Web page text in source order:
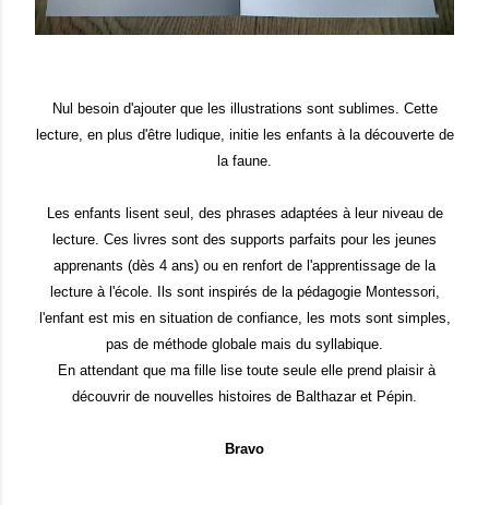
Nul besoin d'ajouter que les illustrations sont sublimes. Cette
lecture, en plus d'être ludique, initie les enfants à la découverte de
la faune.
Les enfants lisent seul, des phrases adaptées à leur niveau de
lecture. Ces livres sont des supports parfaits pour les jeunes
apprenants (dès 4 ans) ou en renfort de l'apprentissage de la
lecture à l'école. Ils sont inspirés de la pédagogie Montessori,
l'enfant est mis en situation de confiance, les mots sont simples,
pas de méthode globale mais du syllabique.
En attendant que ma fille lise toute seule elle prend plaisir à
découvrir de nouvelles histoires de Balthazar et Pépin.
Bravo